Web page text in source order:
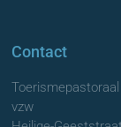
Contact
vzw